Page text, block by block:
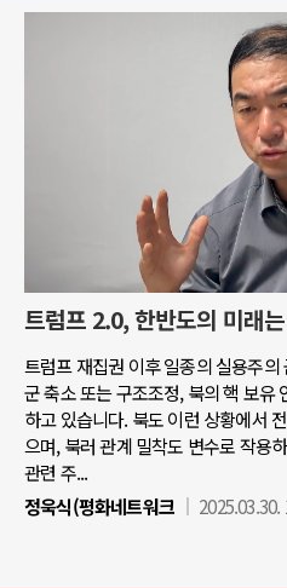
트럼프 2.0, 한반도의 미래는
트럼프 재집권 이후 일종의 실용주
군 축소 또는 구조조정, 북의 핵 보유
하고 있습니다. 북도 이런 상황에서
으며, 북러 관계 밀착도 변수로 작용
관련 주...
정욱식(평화네트워크
2025.03.30.